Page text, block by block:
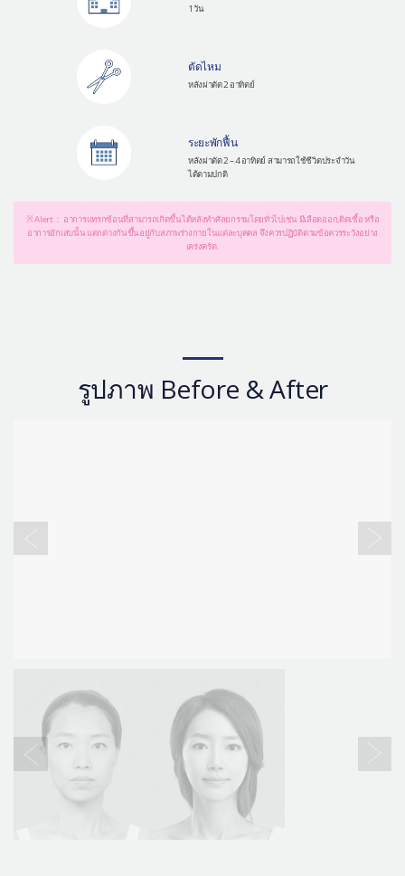
1 วัน
ตัดไหม
หลังผ่าตัด 2 อาทิตย์
ระยะพักฟื้น
หลังผ่าตัด 2 – 4 อาทิตย์ สามารถใช้ชีวิตประจำวัน
ได้ตามปกติ
※ Alert： อาการแทรกซ้อนที่สามารถเกิดขึ้นได้หลังทำศัลยกรรมโดยทั่วไปเช่น มีเลือดออก,ติดเชื้อ หรือ
อาการอักเสบนั้น แตกต่างกันขึ้นอยู่กับสภาพร่างกายในแต่ละบุคคล จึงควรปฏิบัติตามข้อควรระวังอย่าง
เคร่งครัด.
รูปภาพ Before & After